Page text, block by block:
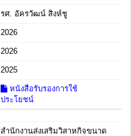
รศ. อัครวัฒน์ สิงห์ชู
2026
2026
2025
หนังสือรับรองการใช้
ประโยชน์
สำนักงานส่งเสริมวิสาหกิจขนาด